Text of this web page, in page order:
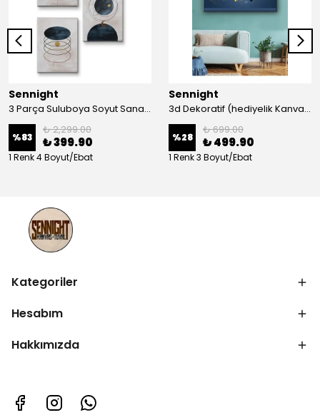
Sennight
3 Parça Suluboya Soyut Sanat Koleksiyonu Dekoratif Kanvas Tablo
%83
₺ 2,299.00
₺ 399.90
1 Renk 4 Boyut/Ebat
Sennight
3d Dekoratif (hediyelik Kanvas Tablo)
%28
₺ 699.00
₺ 499.90
1 Renk 3 Boyut/Ebat
Kategoriler
Hesabım
Hakkımızda